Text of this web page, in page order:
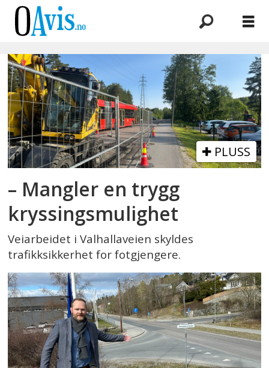
Emne:
fotgjengerovergang
PLUSS
– Mangler en trygg
kryssingsmulighet
Veiarbeidet i Valhallaveien skyldes
trafikksikkerhet for fotgjengere.